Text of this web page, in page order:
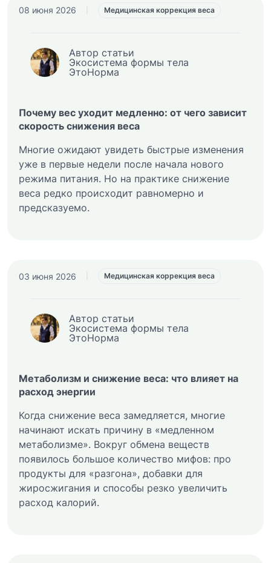
08 июня 2026 Медицинская коррекция веса
Автор статьи
Экосистема формы тела
ЭтоНорма
Почему вес уходит медленно: от чего зависит
скорость снижения веса
Многие ожидают увидеть быстрые изменения
уже в первые недели после начала нового
режима питания. Но на практике снижение
веса редко происходит равномерно и
предсказуемо.
03 июня 2026 Медицинская коррекция веса
Автор статьи
Экосистема формы тела
ЭтоНорма
Метаболизм и снижение веса: что влияет на
расход энергии
Когда снижение веса замедляется, многие
начинают искать причину в «медленном
метаболизме». Вокруг обмена веществ
появилось большое количество мифов: про
продукты для «разгона», добавки для
жиросжигания и способы резко увеличить
расход калорий.